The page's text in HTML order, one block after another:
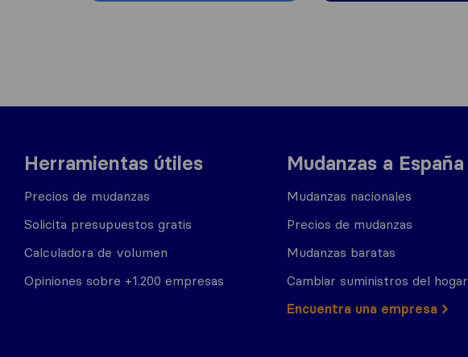
Herramientas útiles
Precios de mudanzas
Solicita presupuestos gratis
Calculadora de volumen
Opiniones sobre +1.200 empresas
Mudanzas a España
Mudanzas nacionales
Precios de mudanzas
Mudanzas baratas
Cambiar suministros del hogar
Encuentra una empresa